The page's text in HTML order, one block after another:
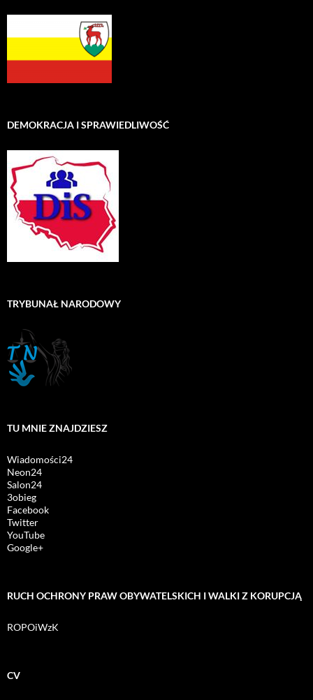
DEMOKRACJA I SPRAWIEDLIWOŚĆ
TRYBUNAŁ NARODOWY
TU MNIE ZNAJDZIESZ
Wiadomości24
Neon24
Salon24
3obieg
Facebook
Twitter
YouTube
Google+
RUCH OCHRONY PRAW OBYWATELSKICH I WALKI Z KORUPCJĄ
ROPOiWzK
CV